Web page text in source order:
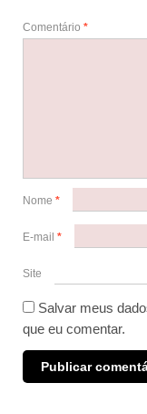
Comentário *
Nome *
E-mail *
Site
Salvar meus
que eu comentar.